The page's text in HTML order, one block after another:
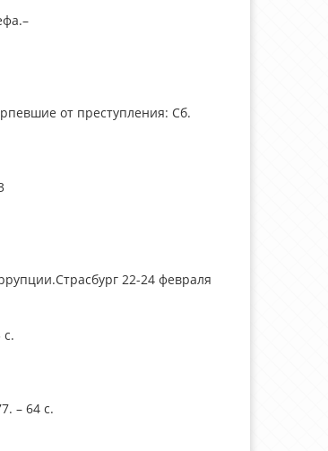
от преступления: Сб.
22-24 февраля
– 64 с.